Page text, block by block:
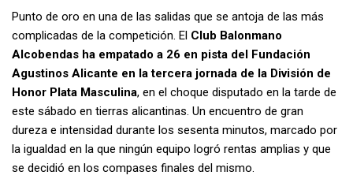
Punto de oro en una de las salidas que se antoja de las más
complicadas de la competición. El Club Balonmano
Alcobendas ha empatado a 26 en pista del Fundación
Agustinos Alicante en la tercera jornada de la División de
Honor Plata Masculina, en el choque disputado en la tarde de
este sábado en tierras alicantinas. Un encuentro de gran
dureza e intensidad durante los sesenta minutos, marcado por
la igualdad en la que ningún equipo logró rentas amplias y que
se decidió en los compases finales del mismo.